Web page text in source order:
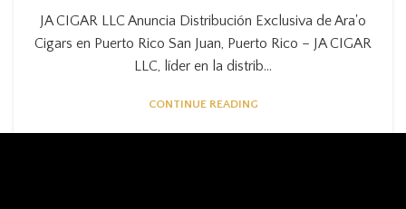
JA CIGAR LLC Anuncia Distribución Exclusiva de Ara'o
Cigars en Puerto Rico San Juan, Puerto Rico – JA CIGAR
LLC, líder en la distrib...
CONTINUE READING